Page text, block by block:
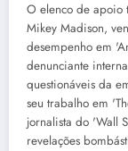
O elenco de apoio
Mikey Madison,
desempenho em
denunciante
questionáveis da
seu trabalho em
jornalista do 'Wall
revelações